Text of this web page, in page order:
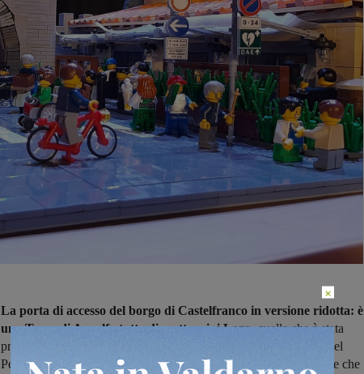
La porta di accesso del borgo di Castelfranco in versione ridotta: è
una Torre di Arnolfo tutta di mattoncini Lego,quella che è stata
presentata ieri al Wanda Capodaglio in occasione delle Festività del
Perdono. Il simbolo di uno dei borghi più belli d’Italia, quella torre che
×